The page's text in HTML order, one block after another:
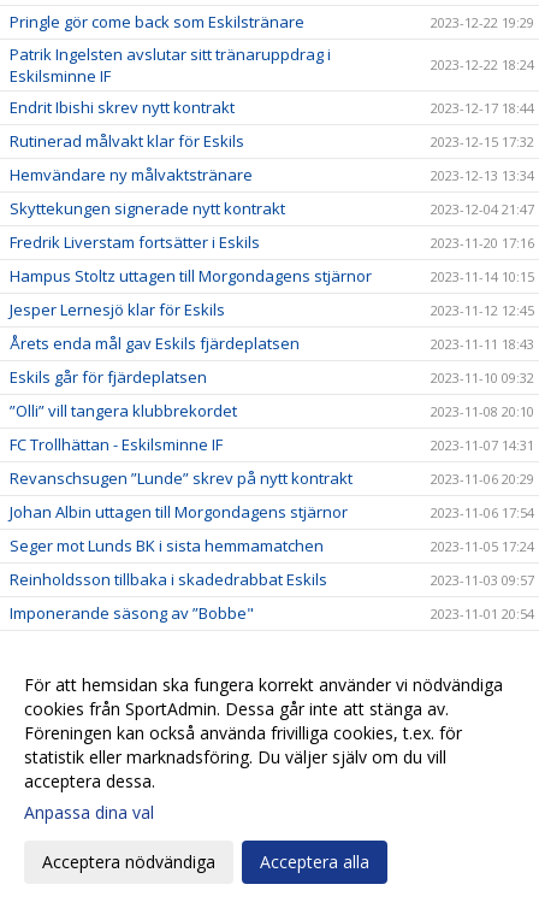
Pringle gör come back som Eskilstränare 2023-12-22 19:29
Patrik Ingelsten avslutar sitt tränaruppdrag i
Eskilsminne IF
2023-12-22 18:24
Endrit Ibishi skrev nytt kontrakt 2023-12-17 18:44
Rutinerad målvakt klar för Eskils 2023-12-15 17:32
Hemvändare ny målvaktstränare 2023-12-13 13:34
Skyttekungen signerade nytt kontrakt 2023-12-04 21:47
Fredrik Liverstam fortsätter i Eskils 2023-11-20 17:16
Hampus Stoltz uttagen till Morgondagens stjärnor 2023-11-14 10:15
Jesper Lernesjö klar för Eskils 2023-11-12 12:45
Årets enda mål gav Eskils fjärdeplatsen 2023-11-11 18:43
Eskils går för fjärdeplatsen 2023-11-10 09:32
”Olli” vill tangera klubbrekordet 2023-11-08 20:10
FC Trollhättan - Eskilsminne IF 2023-11-07 14:31
Revanschsugen ”Lunde” skrev på nytt kontrakt 2023-11-06 20:29
Johan Albin uttagen till Morgondagens stjärnor 2023-11-06 17:54
Seger mot Lunds BK i sista hemmamatchen 2023-11-05 17:24
Reinholdsson tillbaka i skadedrabbat Eskils 2023-11-03 09:57
Imponerande säsong av ”Bobbe" 2023-11-01 20:54
Eskilsminne IF - Lunds BK 2023-10-30 13:10
Eskilscoachen: ”Vi förtjänade inte förlora" 2023-10-29 19:16
Lagkaptenen signerade nytt kontrakt 2023-10-28 20:26
Omtumlande tid för Lucas Ohlander
Eskilscoachen: ”Hoppas räta ut frågetecken"
Josef Getachew fortsätter i Eskils
För att hemsidan ska fungera korrekt använder vi nödvändiga
cookies från SportAdmin. Dessa går inte att stänga av.
Föreningen kan också använda frivilliga cookies, t.ex. för
statistik eller marknadsföring. Du väljer själv om du vill
acceptera dessa.
Anpassa dina val
Acceptera nödvändiga Acceptera alla